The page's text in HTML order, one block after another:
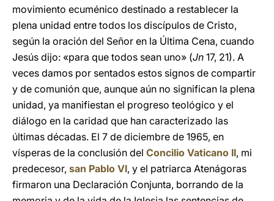
movimiento ecuménico destinado a restablecer la
plena unidad entre todos los discípulos de Cristo,
según la oración del Señor en la Última Cena, cuando
Jesús dijo: «para que todos sean uno» (Jn 17, 21). A
veces damos por sentados estos signos de compartir
y de comunión que, aunque aún no significan la plena
unidad, ya manifiestan el progreso teológico y el
diálogo en la caridad que han caracterizado las
últimas décadas. El 7 de diciembre de 1965, en
vísperas de la conclusión del Concilio Vaticano II, mi
predecesor, san Pablo VI, y el patriarca Atenágoras
firmaron una Declaración Conjunta, borrando de la